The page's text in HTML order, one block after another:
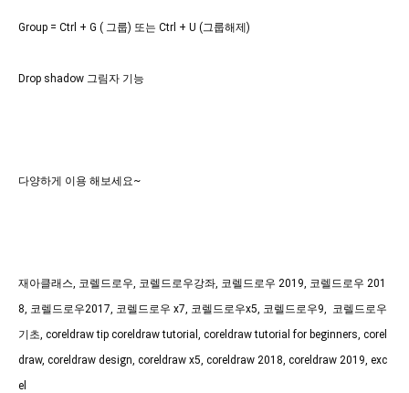
Group = Ctrl + G ( 그룹) 또는 Ctrl + U (그룹해제)
Drop shadow 그림자 기능
다양하게 이용 해보세요~
재아클래스, 코렐드로우, 코렐드로우강좌, 코렐드로우 2019, 코렐드로우 201
8, 코렐드로우2017, 코렐드로우 x7, 코렐드로우x5, 코렐드로우9,  코렐드로우
기초, coreldraw tip coreldraw tutorial, coreldraw tutorial for beginners, corel
draw, coreldraw design, coreldraw x5, coreldraw 2018, coreldraw 2019, exc
el